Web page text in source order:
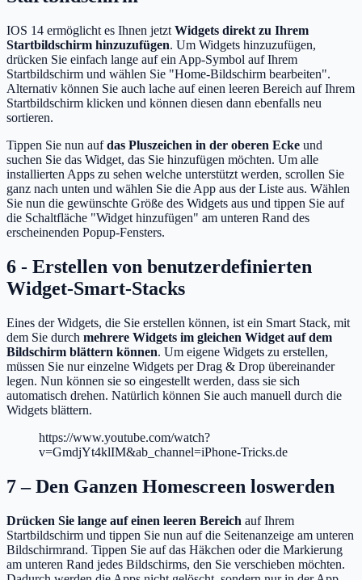
IOS 14 ermöglicht es Ihnen jetzt Widgets direkt zu Ihrem
Startbildschirm hinzuzufügen. Um Widgets hinzuzufügen,
drücken Sie einfach lange auf ein App-Symbol auf Ihrem
Startbildschirm und wählen Sie "Home-Bildschirm bearbeiten".
Alternativ können Sie auch lache auf einen leeren Bereich auf Ihrem
Startbildschirm klicken und können diesen dann ebenfalls neu
sortieren.
Tippen Sie nun aufdas Pluszeichen in der oberen Ecke und
suchen Sie das Widget, das Sie hinzufügen möchten. Um alle
installierten Apps zu sehen welche unterstützt werden, scrollen Sie
ganz nach unten und wählen Sie die App aus der Liste aus. Wählen
Sie nun die gewünschte Größe des Widgets aus und tippen Sie auf
die Schaltfläche "Widget hinzufügen" am unteren Rand des
erscheinenden Popup-Fensters.
6 - Erstellen von benutzerdefinierten
Widget-Smart-Stacks
Eines der Widgets, die Sie erstellen können, ist ein Smart Stack, mit
dem Sie durch mehrere Widgets im gleichen Widget auf dem
Bildschirm blättern können. Um eigene Widgets zu erstellen,
müssen Sie nur einzelne Widgets per Drag & Drop übereinander
legen. Nun können sie so eingestellt werden, dass sie sich
automatisch drehen. Natürlich können Sie auch manuell durch die
Widgets blättern.
https://www.youtube.com/watch?
v=GmdjYt4klIM&ab_channel=iPhone-Tricks.de
7 – Den Ganzen Homescreen loswerden
Drücken Sie lange auf einen leeren Bereich auf Ihrem
Startbildschirm und tippen Sie nun auf die Seitenanzeige am unteren
Bildschirmrand. Tippen Sie auf das Häkchen oder die Markierung
am unteren Rand jedes Bildschirms, den Sie verschieben möchten.